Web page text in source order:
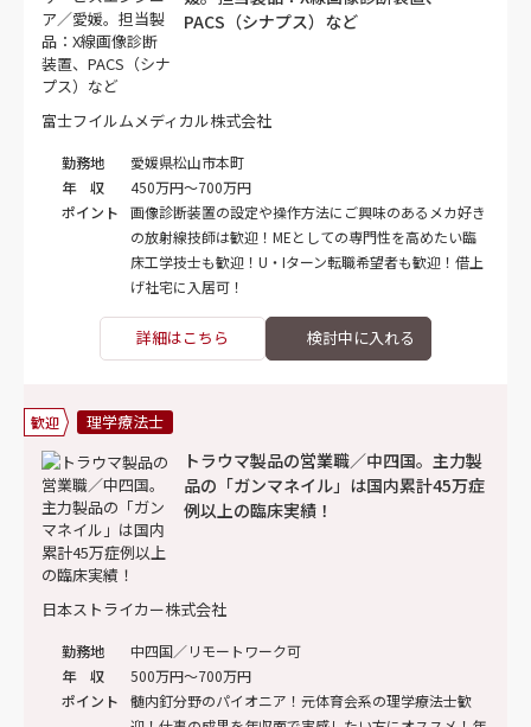
PACS（シナプス）など
富士フイルムメディカル株式会社
勤務地
愛媛県松山市本町
年 収
450万円～700万円
ポイント
画像診断装置の設定や操作方法にご興味のあるメカ好き
の放射線技師は歓迎！MEとしての専門性を高めたい臨
床工学技士も歓迎！U・Iターン転職希望者も歓迎！借上
げ社宅に入居可！
詳細はこちら
歓迎 理学療法士
トラウマ製品の営業職／中四国。主力製
品の「ガンマネイル」は国内累計45万症
例以上の臨床実績！
日本ストライカー株式会社
勤務地
中四国／リモートワーク可
年 収
500万円～700万円
ポイント
髄内釘分野のパイオニア！元体育会系の理学療法士歓